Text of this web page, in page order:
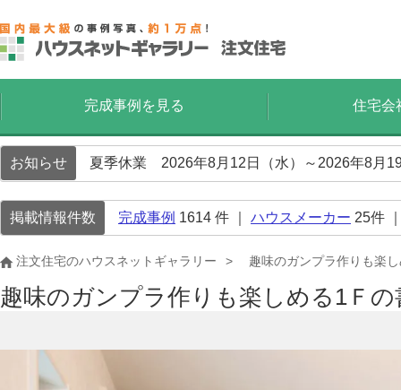
完成事例を見る 住宅会
お知らせ 夏季休業 2026年8月12日（水）～2026年8月
掲載情報件数 完成事例 1614 件 ｜ ハウスメーカー 25件
注文住宅のハウスネットギャラリー 趣味のガンプラ作りも楽
趣味のガンプラ作りも楽しめる1Ｆ